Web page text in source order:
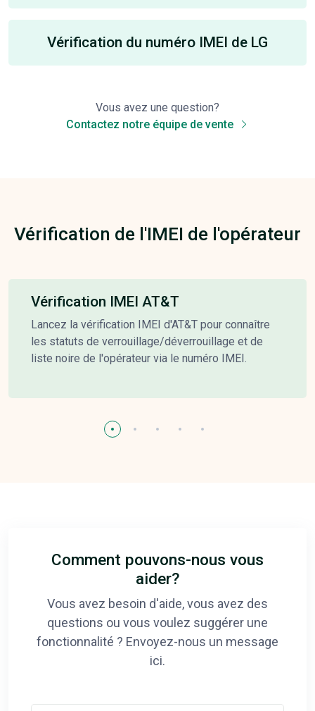
Vérification du numéro IMEI de LG
Vous avez une question?
Contactez notre équipe de vente
Vérification de l'IMEI de l'opérateur
Vérification IMEI AT&T
Lancez la vérification IMEI d'AT&T pour connaître
les statuts de verrouillage/déverrouillage et de
liste noire de l'opérateur via le numéro IMEI.
Comment pouvons-nous vous
aider?
Vous avez besoin d'aide, vous avez des
questions ou vous voulez suggérer une
fonctionnalité ? Envoyez-nous un message
ici.